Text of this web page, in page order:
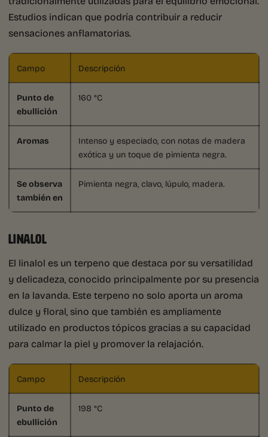
Estudios indican que podría contribuir a reducir
sensaciones anflamatorias.
Campo Descripción
Punto de
ebullición
160 °C
Aromas
Intenso y especiado, con notas de madera
exótica y un toque de pimienta negra.
Se observa
también en
Pimienta negra, clavo, lúpulo, madera.
LINALOL
El linalol es un terpeno que destaca por su versatilidad
y delicadeza, conocido principalmente por su presencia
en la lavanda. Este terpeno no solo aporta un aroma
dulce y floral, sino que también es ampliamente
utilizado en productos tópicos gracias a su capacidad
para calmar la piel y promover la relajación.
Campo Descripción
Punto de
ebullición
198 °C